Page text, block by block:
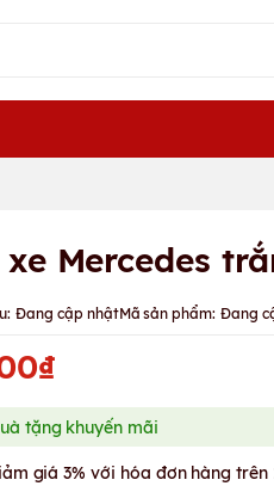
Mercedes
Đang cập nhậtMã sản phẩm: Đang
tặng khuyến mãi
giá 3% với hóa đơn hàng trên